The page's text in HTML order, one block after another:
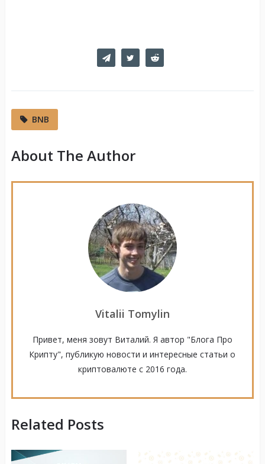
BNB
About The Author
Vitalii Tomylin
Привет, меня зовут Виталий. Я автор "Блога Про
Крипту", публикую новости и интересные статьи о
криптовалюте с 2016 года.
Related Posts